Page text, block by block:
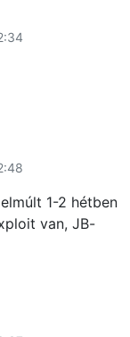
1-2 hétben
van, JB-